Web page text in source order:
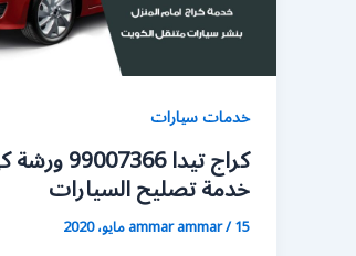
خدمات سيارات
كراج تيدا
خدمة تصليح السيارات
ammar ammar/15 مايو، 2020